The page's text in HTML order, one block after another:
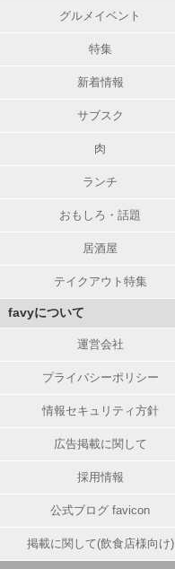
グルメイベント
特集
新着情報
サブスク
肉
ランチ
おもしろ・話題
居酒屋
テイクアウト特集
favyについて
運営会社
プライバシーポリシー
情報セキュリティ方針
広告掲載に関して
採用情報
公式ブログ favicon
掲載に関して(飲食店様向け)